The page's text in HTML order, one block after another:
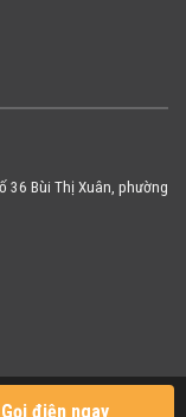
36 Bùi Thị Xuân, phường
Gọi điện ngay